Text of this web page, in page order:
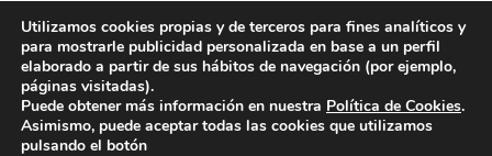
©2026 Revista Cocinas y Baños
Todos los derechos reservados
Paseo de Gracia, 63. 1º 2ª. 08008 Barcelona -
Fax 933 183 505
Utilizamos cookies propias y de terceros para fines analíticos y
para mostrarle publicidad personalizada en base a un perfil
elaborado a partir de sus hábitos de navegación (por ejemplo,
páginas visitadas).
Puede obtener más información en nuestra Política de Cookies.
Asimismo, puede aceptar todas las cookies que utilizamos
pulsando el botón